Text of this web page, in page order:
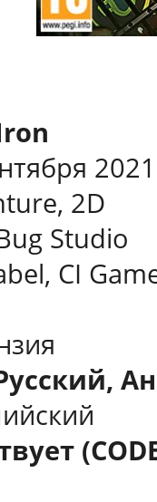
2021
2D
Studio
CI